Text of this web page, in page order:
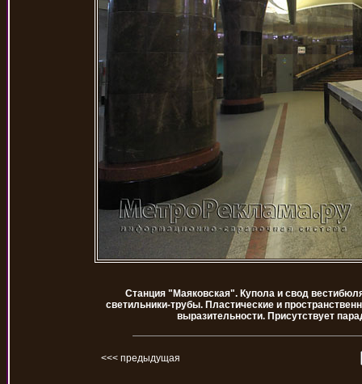
Станция "Маяковская". Купола и свод
светильники-трубы. Пластические и
выразительности. Присутствует
<<< предыдущая